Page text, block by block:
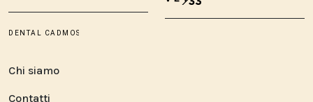
Chi siamo
Contatti